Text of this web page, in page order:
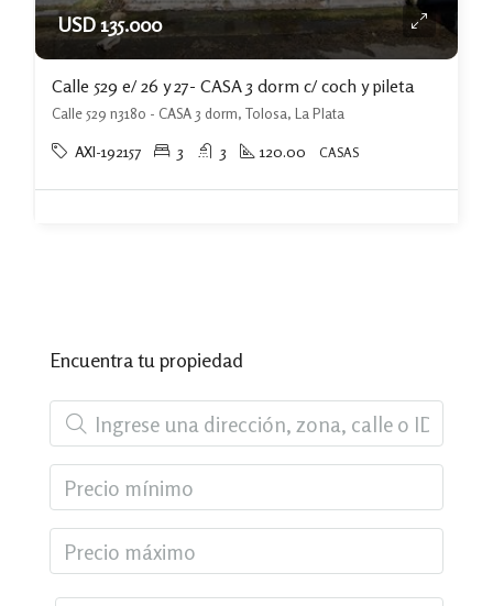
USD 135.000
Calle 529 e/ 26 y 27- CASA 3 dorm c/ coch y pileta
Calle 529 n3180 - CASA 3 dorm, Tolosa, La Plata
AXI-192157 3 3 120.00 CASAS
Encuentra tu propiedad